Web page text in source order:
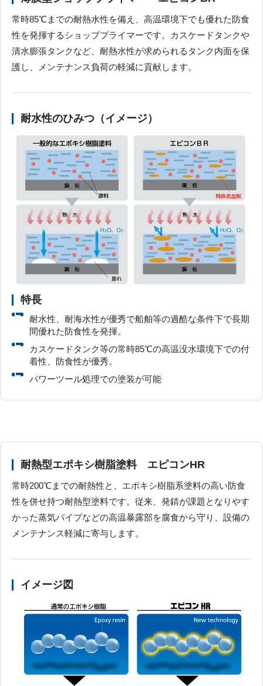
常時85℃までの耐熱水性を備え、高温環境下でも優れた防食
性を発揮するショッププライマーです。カスケードタンクや
清水膨張タンクなど、耐熱水性が求められるタンク内面を保
護し、メンテナンス負荷の軽減に貢献します。
特長
耐水性、耐海水性が優秀で船舶等の過酷な条件下で長期
間優れた防食性を発揮。
カスケードタンク等の常時85℃の高温没水環境下での付
着性、防食性が優秀。
パワーツール処理での塗装が可能
耐水性のひみつ（イメージ）
耐熱型エポキシ樹脂塗料 エピコンHR
常時200℃までの耐熱性と、エポキシ樹脂系塗料の高い防食
性を併せ持つ耐熱型塗料です。従来、発錆が課題となりやす
かった蒸気パイプなどの高温暴露部を腐食から守り、設備の
メンテナンス軽減に寄与します。
イメージ図